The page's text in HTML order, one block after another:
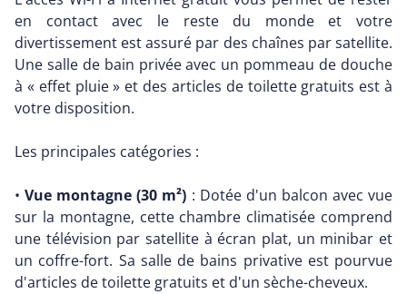
en contact avec le reste du monde et votre
divertissement est assuré par des chaînes par satellite.
Une salle de bain privée avec un pommeau de douche
à « effet pluie » et des articles de toilette gratuits est à
votre disposition.
Les principales catégories :
•Vue montagne (30 m²) : Dotée d'un balcon avec vue
sur la montagne, cette chambre climatisée comprend
une télévision par satellite à écran plat, un minibar et
un coffre-fort. Sa salle de bains privative est pourvue
d'articles de toilette gratuits et d'un sèche-cheveux.